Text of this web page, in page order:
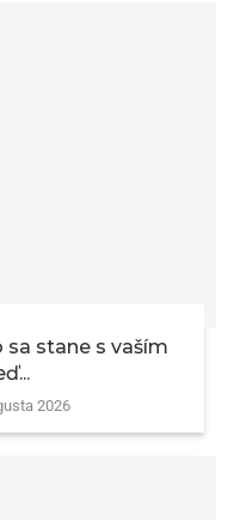
sa stane s vaším
2026